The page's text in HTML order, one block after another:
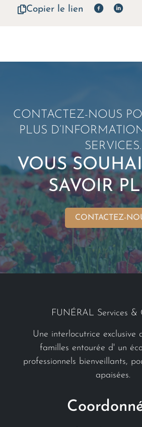
Copier le lien
CONTACTEZ-NOUS
PLUS
SERVICES.
VOUS
SAVOIR
CONTACTEZ-
FUNÉRAL Services &
Une interlocutrice exclusive
familles entourée d' un
professionnels bienveillants,
apaisées.